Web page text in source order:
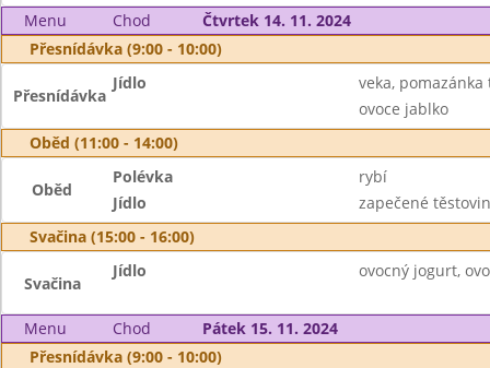
Menu Chod
Čtvrtek 14. 11. 2024
Přesnídávka (9:00 - 10:00)
Přesnídávka
Jídlo
veka,
ovoce jablko
Oběd (11:00 - 14:00)
Oběd
Polévka
rybí
Jídlo
zapečené
Svačina (15:00 - 16:00)
Svačina
Jídlo ovocný jogurt,
Menu Chod
Pátek 15. 11. 2024
Přesnídávka (9:00 - 10:00)